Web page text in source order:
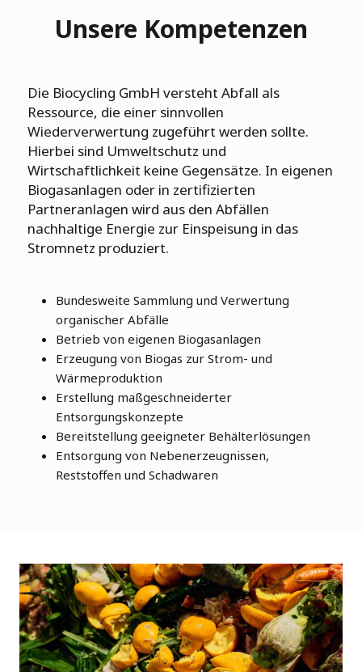
Unsere Kompetenzen​
Die Biocycling GmbH versteht Abfall als
Ressource, die einer sinnvollen
Wiederverwertung zugeführt werden sollte.
Hierbei sind Umweltschutz und
Wirtschaftlichkeit keine Gegensätze. In eigenen
Biogasanlagen oder in zertifizierten
Partneranlagen wird aus den Abfällen
nachhaltige Energie zur Einspeisung in das
Stromnetz produziert.
Bundesweite Sammlung und Verwertung
organischer Abfälle
Betrieb von eigenen Biogasanlagen
Erzeugung von Biogas zur Strom- und
Wärmeproduktion
Erstellung maßgeschneiderter
Entsorgungskonzepte
Bereitstellung geeigneter Behälterlösungen
​Entsorgung von Nebenerzeugnissen,
Reststoffen und Schadwaren​